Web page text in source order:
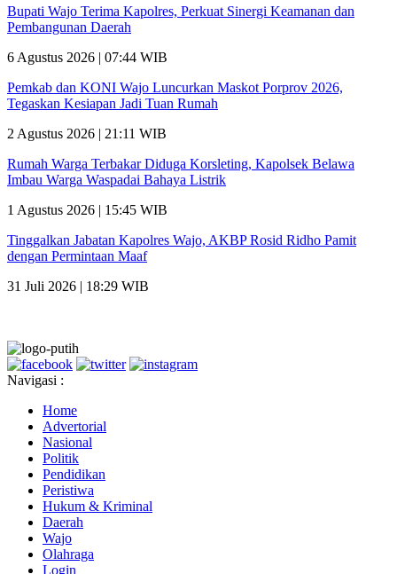
Bupati Wajo Terima Kapolres, Perkuat Sinergi Keamanan dan
Pembangunan Daerah
6 Agustus 2026 | 07:44 WIB
Pemkab dan KONI Wajo Luncurkan Maskot Porprov 2026,
Tegaskan Kesiapan Jadi Tuan Rumah
2 Agustus 2026 | 21:11 WIB
Rumah Warga Terbakar Diduga Korsleting, Kapolsek Belawa
Imbau Warga Waspadai Bahaya Listrik
1 Agustus 2026 | 15:45 WIB
Tinggalkan Jabatan Kapolres Wajo, AKBP Rosid Ridho Pamit
dengan Permintaan Maaf
31 Juli 2026 | 18:29 WIB
Navigasi :
Home
Advertorial
Nasional
Politik
Pendidikan
Peristiwa
Hukum & Kriminal
Daerah
Wajo
Olahraga
Login